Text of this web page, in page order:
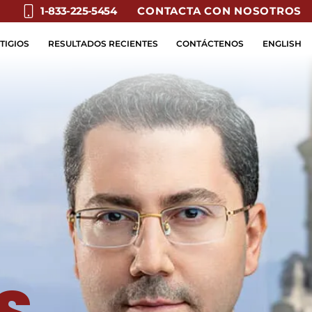
1-833-225-5454 CONTACTA CON NOSOTROS
ENGLISH
RESULTADOS RECIENTES CONTÁCTENOS